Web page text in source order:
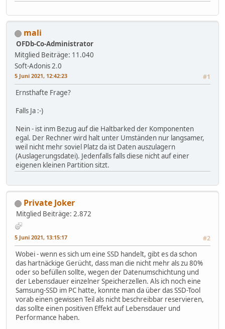
mali
OFDb-Co-Administrator
Mitglied Beiträge: 11.040
Soft-Adonis 2.0
5 Juni 2021, 12:42:23 #1
Ernsthafte Frage?
Falls Ja :-)
Nein - ist inm Bezug auf die Haltbarked der Komponenten
egal. Der Rechner wird halt unter Umständen nur langsamer,
weil nicht mehr soviel Platz da ist Daten auszulagern
(Auslagerungsdatei). Jedenfalls falls diese nicht auf einer
eigenen kleinen Partition sitzt.
Private Joker
Mitglied Beiträge: 2.872
5 Juni 2021, 13:15:17 #2
Wobei - wenn es sich um eine SSD handelt, gibt es da schon
das hartnäckige Gerücht, dass man die nicht mehr als zu 80%
oder so befüllen sollte, wegen der Datenumschichtung und
der Lebensdauer einzelner Speicherzellen. Als ich noch eine
Samsung-SSD im PC hatte, konnte man da über das SSD-Tool
vorab einen gewissen Teil als nicht beschreibbar reservieren,
das sollte einen positiven Effekt auf Lebensdauer und
Performance haben.